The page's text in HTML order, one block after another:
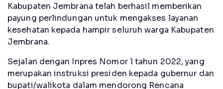
Kabupaten Jembrana telah berhasil memberikan
payung perlindungan untuk mengakses layanan
kesehatan kepada hampir seluruh warga Kabupaten
Jembrana.
Sejalan dengan Inpres Nomor 1 tahun 2022, yang
merupakan instruksi presiden kepada gubernur dan
bupati/walikota dalam mendorong Rencana